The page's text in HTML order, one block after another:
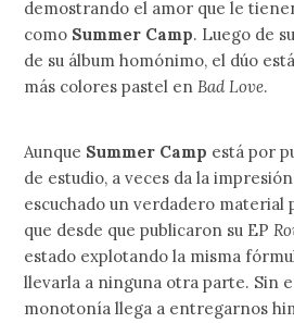
demostrando el amor que le
como Summer Camp. Luego de
de su álbum homónimo, el dúo
más colores pastel enBad Love.
Aunque Summer Camp está por
de estudio, a veces da la
escuchado un verdadero material
que desde que publicaron su EP
estado explotando la misma
llevarla a ninguna otra parte. Sin
monotonía llega a entregarnos